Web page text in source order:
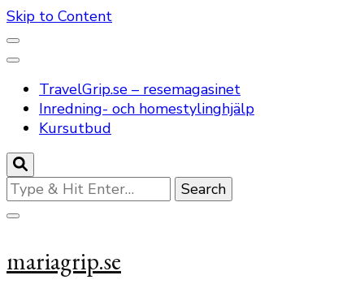
Skip to Content
TravelGrip.se – resemagasinet
Inredning- och homestylinghjälp
Kursutbud
Looking
for
Something?
mariagrip.se